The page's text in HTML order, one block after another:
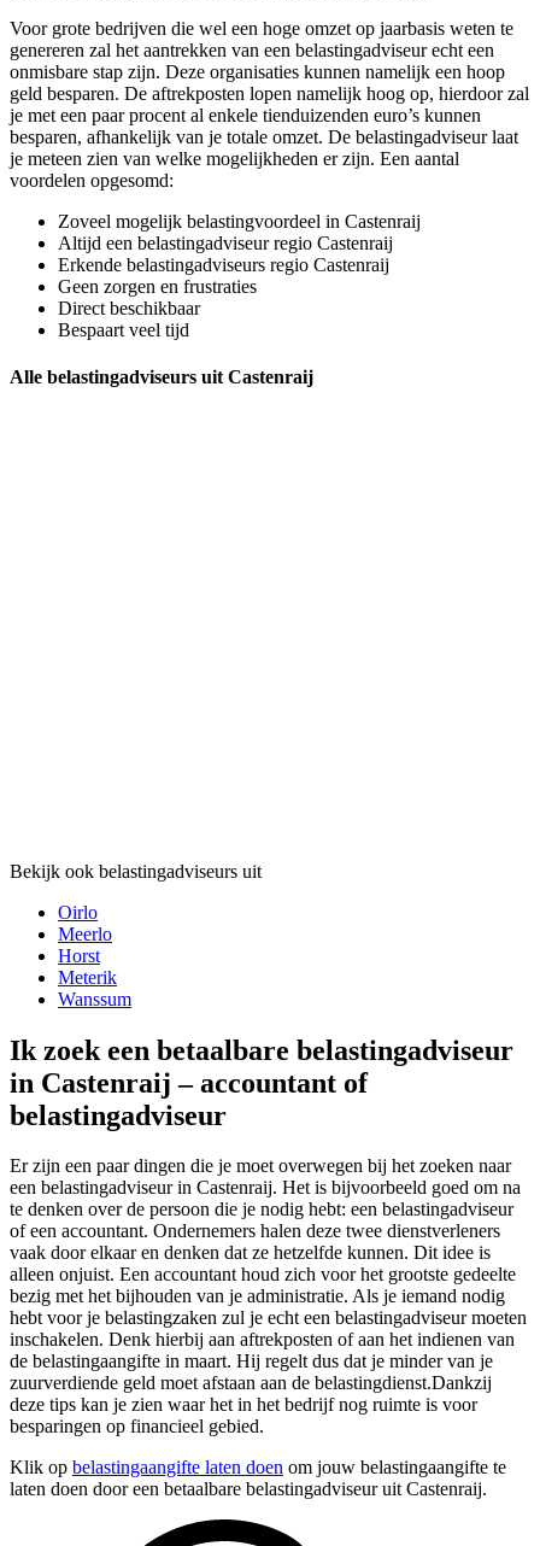
Voor grote bedrijven die wel een hoge omzet op jaarbasis weten te
genereren zal het aantrekken van een belastingadviseur echt een
onmisbare stap zijn. Deze organisaties kunnen namelijk een hoop
geld besparen. De aftrekposten lopen namelijk hoog op, hierdoor zal
je met een paar procent al enkele tienduizenden euro’s kunnen
besparen, afhankelijk van je totale omzet. De belastingadviseur laat
je meteen zien van welke mogelijkheden er zijn. Een aantal
voordelen opgesomd:
Zoveel mogelijk belastingvoordeel in Castenraij
Altijd een belastingadviseur regio Castenraij
Erkende belastingadviseurs regio Castenraij
Geen zorgen en frustraties
Direct beschikbaar
Bespaart veel tijd
Alle belastingadviseurs uit Castenraij
Bekijk ook belastingadviseurs uit
Oirlo
Meerlo
Horst
Meterik
Wanssum
Ik zoek een betaalbare belastingadviseur
in Castenraij – accountant of
belastingadviseur
Er zijn een paar dingen die je moet overwegen bij het zoeken naar
een belastingadviseur in Castenraij. Het is bijvoorbeeld goed om na
te denken over de persoon die je nodig hebt: een belastingadviseur
of een accountant. Ondernemers halen deze twee dienstverleners
vaak door elkaar en denken dat ze hetzelfde kunnen. Dit idee is
alleen onjuist. Een accountant houd zich voor het grootste gedeelte
bezig met het bijhouden van je administratie. Als je iemand nodig
hebt voor je belastingzaken zul je echt een belastingadviseur moeten
inschakelen. Denk hierbij aan aftrekposten of aan het indienen van
de belastingaangifte in maart. Hij regelt dus dat je minder van je
zuurverdiende geld moet afstaan aan de belastingdienst.Dankzij
deze tips kan je zien waar het in het bedrijf nog ruimte is voor
besparingen op financieel gebied.
Klik op belastingaangifte laten doen om jouw belastingaangifte te
laten doen door een betaalbare belastingadviseur uit Castenraij.